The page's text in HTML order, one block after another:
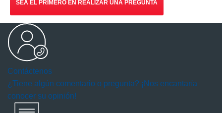
SEA EL PRIMERO EN REALIZAR UNA PREGUNTA
Contáctenos
¿Tiene algún comentario o pregunta? ¡Nos encantaría
conocer su opinión!